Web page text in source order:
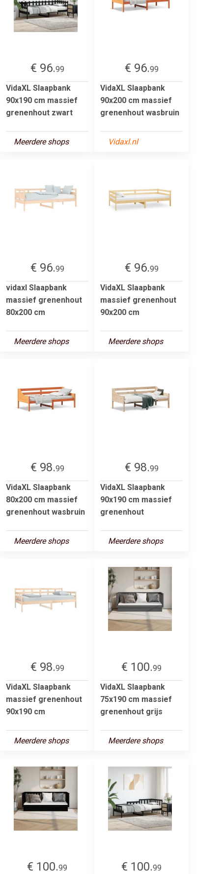
€ 96.99
VidaXL Slaapbank
90x190 cm massief
grenenhout zwart
Meerdere shops
€ 96.99
VidaXL Slaapbank
90x200 cm massief
grenenhout wasbruin
Vidaxl.nl
€ 96.99
vidaxl Slaapbank
massief grenenhout
80x200 cm
Meerdere shops
€ 96.99
VidaXL Slaapbank
massief grenenhout
90x200 cm
Meerdere shops
€ 98.99
VidaXL Slaapbank
80x200 cm massief
grenenhout wasbruin
Meerdere shops
€ 98.99
VidaXL Slaapbank
90x190 cm massief
grenenhout
Meerdere shops
€ 98.99
VidaXL Slaapbank
massief grenenhout
90x190 cm
Meerdere shops
€ 100.99
VidaXL Slaapbank
75x190 cm massief
grenenhout grijs
Meerdere shops
€ 100.99
€ 100.99